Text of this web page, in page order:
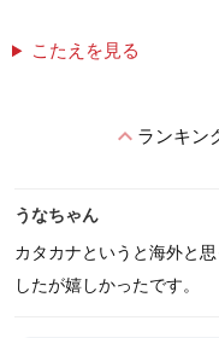
こたえを見る
expand_lessランキン
うなちゃん
カタカナというと海外と
したが嬉しかったです。